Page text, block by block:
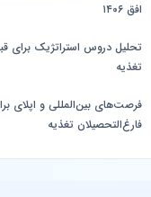
افق ۱۴۰۶
تحلیل دروس استراتژیک برای
تغذیه
فرصت‌های بین‌المللی و اپلای
فارغ‌التحصیلان تغذیه